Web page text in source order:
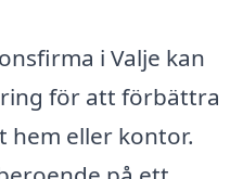
i Valje kan
för att förbättra
hem eller kontor.